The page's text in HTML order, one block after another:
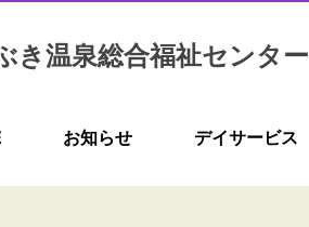
き温泉総合福祉センター
お知らせ デイサービス